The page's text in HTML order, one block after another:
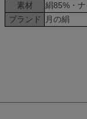
素材
絹85%・
ブランド
月の絹